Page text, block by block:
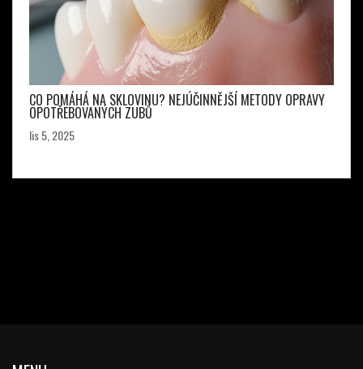
CO POMÁHÁ NA SKLOVINU? NEJÚČINNĚJŠÍ METODY OPRAVY
OPOTŘEBOVANÝCH ZUBŮ
lis 5, 2025